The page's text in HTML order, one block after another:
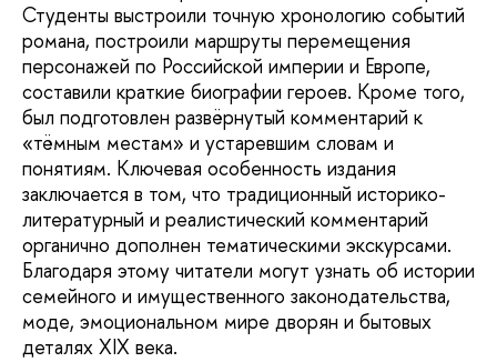
Студенты выстроили точную хронологию событий
романа, построили маршруты перемещения
персонажей по Российской империи и Европе,
составили краткие биографии героев. Кроме того,
был подготовлен развёрнутый комментарий к
«тёмным местам» и устаревшим словам и
понятиям. Ключевая особенность издания
заключается в том, что традиционный историко-
литературный и реалистический комментарий
органично дополнен тематическими экскурсами.
Благодаря этому читатели могут узнать об истории
семейного и имущественного законодательства,
моде, эмоциональном мире дворян и бытовых
деталях XIX века.